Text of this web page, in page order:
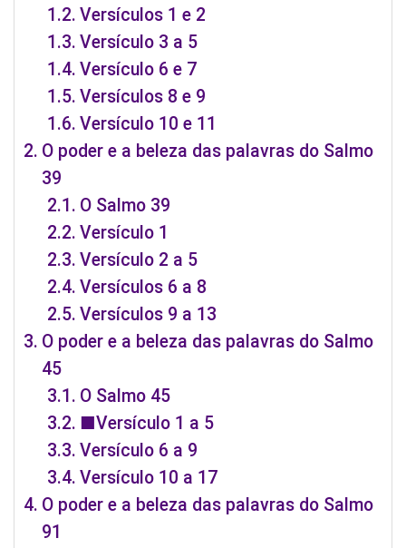
Versículos 1 e 2
Versículo 3 a 5
Versículo 6 e 7
Versículos 8 e 9
Versículo 10 e 11
O poder e a beleza das palavras do Salmo
39
O Salmo 39
Versículo 1
Versículo 2 a 5
Versículos 6 a 8
Versículos 9 a 13
O poder e a beleza das palavras do Salmo
45
O Salmo 45
■Versículo 1 a 5
Versículo 6 a 9
Versículo 10 a 17
O poder e a beleza das palavras do Salmo
91